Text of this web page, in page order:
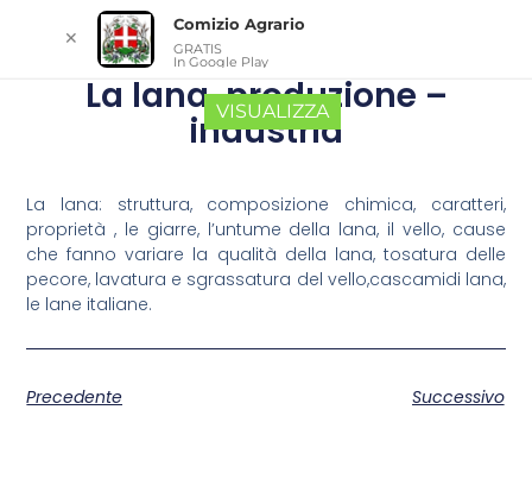
La lana, produzione –
industria
La lana: struttura, composizione chimica, caratteri,
proprietà , le giarre, l’untume della lana, il vello, cause
che fanno variare la qualità della lana, tosatura delle
pecore, lavatura e sgrassatura del vello,cascamidi lana,
le lane italiane.
Precedente Successivo
✕
Comizio Agrario
GRATIS
In Google Play
VISUALIZZA